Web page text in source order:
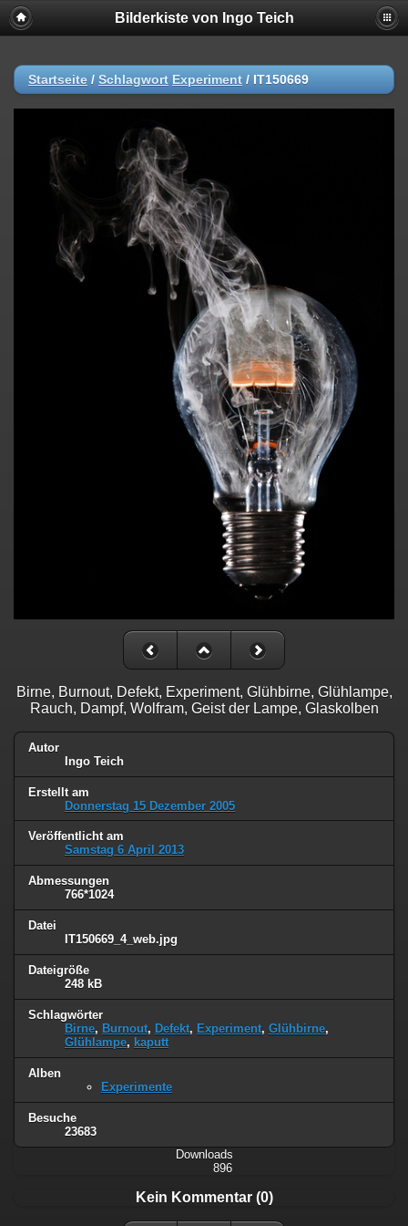
Bilderkiste von Ingo Teich
Startseite / Schlagwort Experiment / IT150669
Birne, Burnout, Defekt, Experiment, Glühbirne, Glühlampe,
Rauch, Dampf, Wolfram, Geist der Lampe, Glaskolben
Autor
Ingo Teich
Erstellt am
Donnerstag 15 Dezember 2005
Veröffentlicht am
Samstag 6 April 2013
Abmessungen
766*1024
Datei
IT150669_4_web.jpg
Dateigröße
248 kB
Schlagwörter
Birne, Burnout, Defekt, Experiment, Glühbirne,
Glühlampe, kaputt
Alben
Experimente
Besuche
23683
Downloads
896
Kein Kommentar (0)